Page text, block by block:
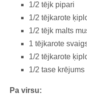
1/2 tējk pipari
1/2 tējkarote
1/2 tējk malts
1 tējkarote
1/2 tējkarote
1/2 tase krējums
Pa virsu: